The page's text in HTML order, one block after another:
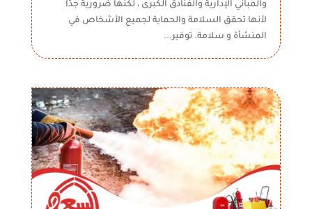
والمباني الإدارية والفنادق الكبرى ، لكنها ضرورية جدًا
لأنها تحقق السلامة والحماية لجميع الأشخاص في
المنشأة و سلامة. توفير...